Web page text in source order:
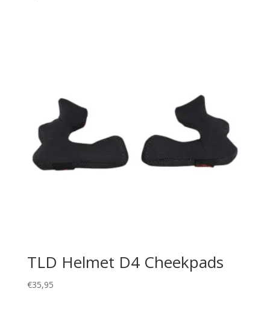
TLD Helmet D4 Cheekpads
€35,95